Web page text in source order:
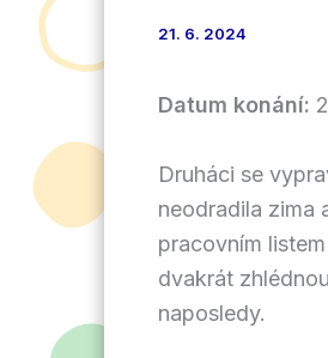
21. 6. 2024
Datum konání:
Druháci se
neodradila zima
pracovním
dvakrát
naposledy.